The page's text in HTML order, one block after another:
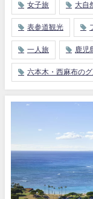
女子旅 大自
表参道観光
一人旅 鹿児
六本木・西麻布のグ